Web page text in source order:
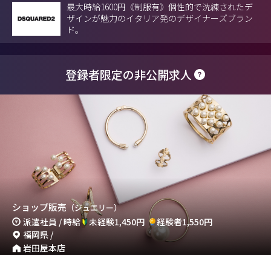
最大時給1600円《制服有》個性的で洗練されたデ
ザインが魅力のイタリア発のデザイナーズブラン
ド。
登録者限定の非公開求人
ショップ販売 （ジュエリー）
派遣社員 / 時給 未経験1,450円
経験者1,550円
福岡県 /
岩田屋本店